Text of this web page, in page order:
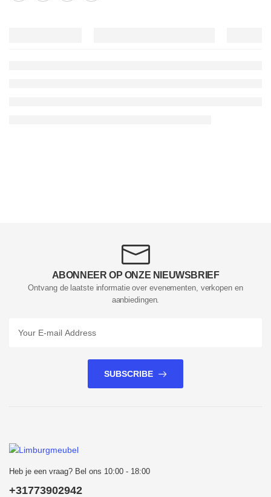
ABONNEER OP ONZE NIEUWSBRIEF
Ontvang de laatste informatie over evenementen, verkopen en
aanbiedingen.
SUBSCRIBE
Heb je een vraag? Bel ons 10:00 - 18:00
+31773902942